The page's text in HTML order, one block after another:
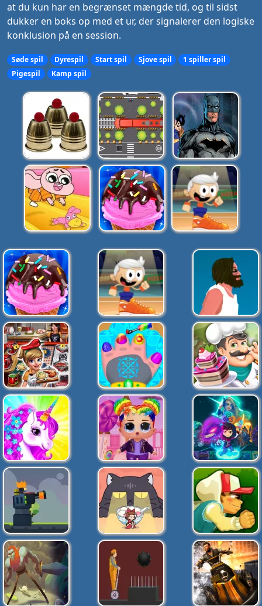
at du kun har en begrænset mængde tid, og til sidst
dukker en boks op med et ur, der signalerer den logiske
konklusion på en session.
Søde spil Dyrespil Start spil Sjove spil
1 spiller spil
Pigespil
Kamp spil